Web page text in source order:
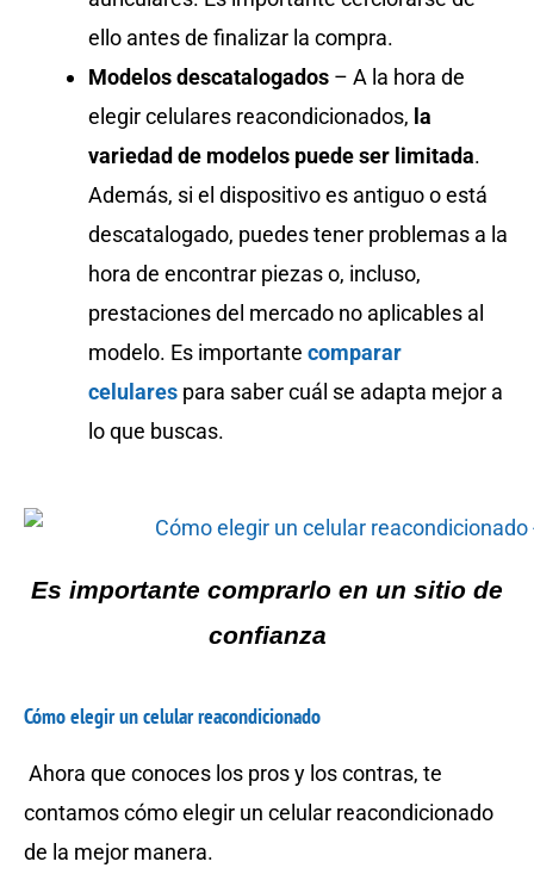
ello antes de finalizar la compra.
Modelos descatalogados – A la hora de
elegir celulares reacondicionados, la
variedad de modelos puede ser limitada.
Además, si el dispositivo es antiguo o está
descatalogado, puedes tener problemas a la
hora de encontrar piezas o, incluso,
prestaciones del mercado no aplicables al
modelo. Es importante comparar
celulares para saber cuál se adapta mejor a
lo que buscas.
Es importante comprarlo en un sitio de
confianza
Cómo elegir un celular reacondicionado
Ahora que conoces los pros y los contras, te
contamos cómo elegir un celular reacondicionado
de la mejor manera.